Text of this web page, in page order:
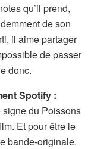
qu’il prend,
de son
il aime partager
de passer
donc.
Spotify :
signe du Poissons
Et pour être le
bande-originale.